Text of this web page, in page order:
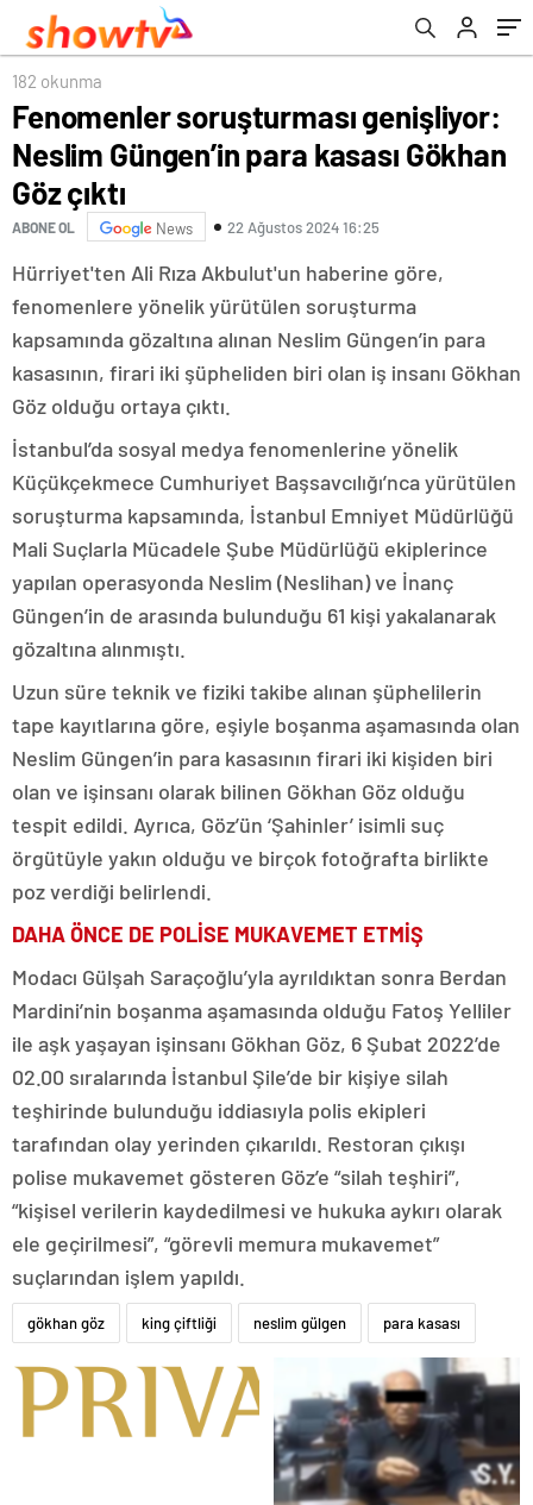
çıktı
182 okunma
Fenomenler soruşturması genişliyor:
Neslim Güngen’in para kasası Gökhan
Göz çıktı
ABONE OL News 22 Ağustos 2024 16:25
Hürriyet'ten Ali Rıza Akbulut'un haberine göre,
fenomenlere yönelik yürütülen soruşturma
kapsamında gözaltına alınan Neslim Güngen’in para
kasasının, firari iki şüpheliden biri olan iş insanı Gökhan
Göz olduğu ortaya çıktı.
İstanbul’da sosyal medya fenomenlerine yönelik
Küçükçekmece Cumhuriyet Başsavcılığı’nca yürütülen
soruşturma kapsamında, İstanbul Emniyet Müdürlüğü
Mali Suçlarla Mücadele Şube Müdürlüğü ekiplerince
yapılan operasyonda Neslim (Neslihan) ve İnanç
Güngen’in de arasında bulunduğu 61 kişi yakalanarak
gözaltına alınmıştı.
Uzun süre teknik ve fiziki takibe alınan şüphelilerin
tape kayıtlarına göre, eşiyle boşanma aşamasında olan
Neslim Güngen’in para kasasının firari iki kişiden biri
olan ve işinsanı olarak bilinen Gökhan Göz olduğu
tespit edildi. Ayrıca, Göz’ün ‘Şahinler’ isimli suç
örgütüyle yakın olduğu ve birçok fotoğrafta birlikte
poz verdiği belirlendi.
DAHA ÖNCE DE POLİSE MUKAVEMET ETMİŞ
Modacı Gülşah Saraçoğlu’yla ayrıldıktan sonra Berdan
Mardini’nin boşanma aşamasında olduğu Fatoş Yelliler
ile aşk yaşayan işinsanı Gökhan Göz, 6 Şubat 2022’de
02.00 sıralarında İstanbul Şile’de bir kişiye silah
teşhirinde bulunduğu iddiasıyla polis ekipleri
tarafından olay yerinden çıkarıldı. Restoran çıkışı
polise mukavemet gösteren Göz’e “silah teşhiri”,
“kişisel verilerin kaydedilmesi ve hukuka aykırı olarak
ele geçirilmesi”, “görevli memura mukavemet”
suçlarından işlem yapıldı.
gökhan göz king çiftliği neslim gülgen para kasası